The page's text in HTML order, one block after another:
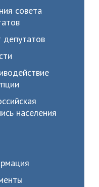
совета
депутатов
населения